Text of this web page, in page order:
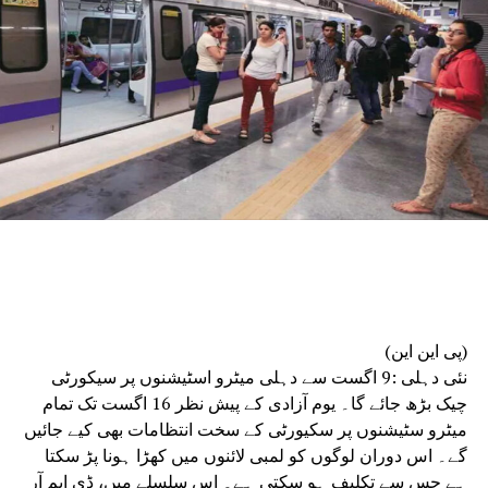
خریداری کی گئی ہے۔
دہلی پولیس کی چھ رینجز اور 15 اضلاع میں نئے فوجداری
قوانین کے مطابق جائے وقوعہ پر فوری سائنسی
امداد دستیاب کرانے کے لیے فارنسک ماہرین
تعینات کیے گئے ہیں۔ مختلف رینجز میں فارنسک
ٹیموں کے استعمال کے لیے چھ موبائل فارنسک وین
بھی خریدی اور فعال کی جا رہی ہیں۔مسٹر سود نے
کہا کہ زیرِ التوا مقدمات کو کم کرنے کے لیے ایف
انہوں نے کہا کہ سائنسی تحقیقات موثر فوجداری
نظامِ انصاف کی ریڑھ کی ہڈی ہے۔ وقت پر کی جانے
والی فارنسک تحقیقات سے مقدمات میں ہونے والی
تاخیر کو کم کرنے کے ساتھ ساتھ شہریوں کو جلد
انصاف دلانے میں بھی مدد ملتی ہے۔
(پی این این)
نئی دہلی :9 اگست سے دہلی میٹرو اسٹیشنوں پر سیکورٹی
چیک بڑھ جائے گا۔ یوم آزادی کے پیش نظر 16 اگست تک تمام
میٹرو سٹیشنوں پر سکیورٹی کے سخت انتظامات بھی کیے جائیں
گے۔ اس دوران لوگوں کو لمبی لائنوں میں کھڑا ہونا پڑ سکتا
ہے جس سے تکلیف ہو سکتی ہے۔ اس سلسلے میں، ڈی ایم آر